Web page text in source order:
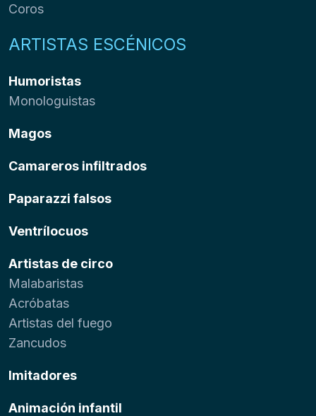
Coros
ARTISTAS ESCÉNICOS
Humoristas
Monologuistas
Magos
Camareros infiltrados
Paparazzi falsos
Ventrílocuos
Artistas de circo
Malabaristas
Acróbatas
Artistas del fuego
Zancudos
Imitadores
Animación infantil